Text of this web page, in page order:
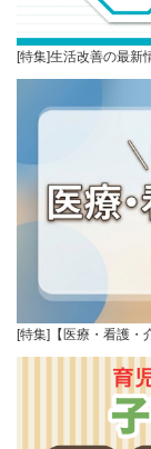
[特集]生活改善の最新
[特集]【医療・看護・